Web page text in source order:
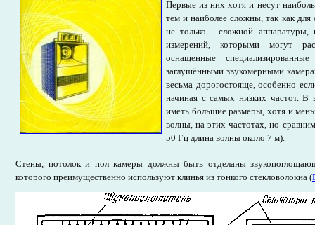
Первые из них хотя и несут
тем и наиболее сложны, так как
не только - сложной аппаратуры,
измерений, которыми могут
оснащенные
заглушёнными звукомерными
весьма дорогостояще, особенно
начиная с самых низких частот. В
иметь большие размеры, хотя и
волны, на этих частотах, но
50 Гц длина волны около 7 м).
Стены, потолок и пол камеры должны быть отделаны
которого преимущественно используют клинья из тонкого стекловолокна (